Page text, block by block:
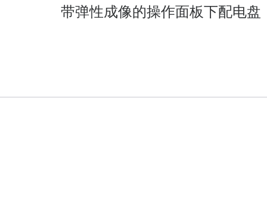
带弹性成像的操作面板下配电盘